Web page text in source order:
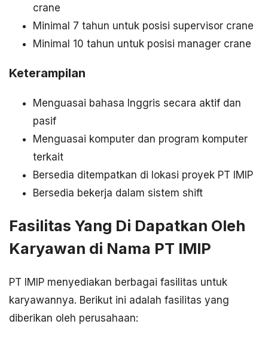
crane
Minimal 7 tahun untuk posisi supervisor crane
Minimal 10 tahun untuk posisi manager crane
Keterampilan
Menguasai bahasa Inggris secara aktif dan
pasif
Menguasai komputer dan program komputer
terkait
Bersedia ditempatkan di lokasi proyek PT IMIP
Bersedia bekerja dalam sistem shift
Fasilitas Yang Di Dapatkan Oleh
Karyawan di Nama PT IMIP
PT IMIP menyediakan berbagai fasilitas untuk
karyawannya. Berikut ini adalah fasilitas yang
diberikan oleh perusahaan: